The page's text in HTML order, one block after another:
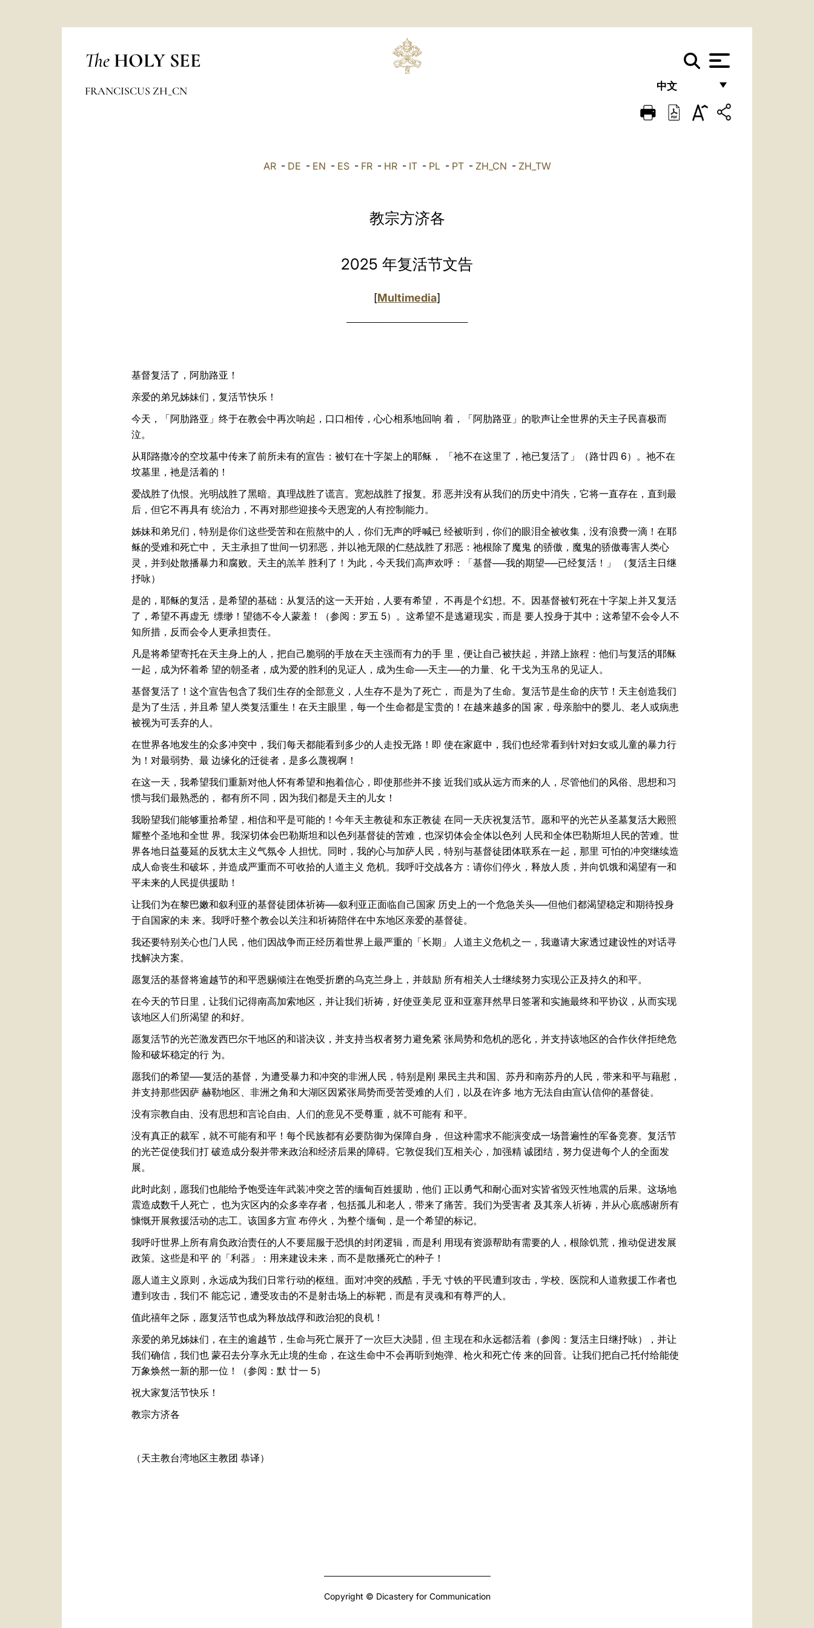
The HOLY SEE
中文
FRANÇAIS
FRANCISCUS ZH_CN
AR- DE - EN - ES- FR- HR- IT- PL- PT- ZH_CN - ZH_TW
教宗方济各
2025 年复活节文告
[Multimedia]
基督复活了，阿肋路亚！
亲爱的弟兄姊妹们，复活节快乐！
今天，「阿肋路亚」终于在教会中再次响起，口口相传，心心相系地回响 着，「阿肋路亚」的歌声让全世界的天主子民喜极而
泣。
从耶路撒冷的空坟墓中传来了前所未有的宣告：被钉在十字架上的耶稣， 「祂不在这里了，祂已复活了」（路廿四 6）。祂不在
坟墓里，衪是活着的！
爱战胜了仇恨。光明战胜了黑暗。真理战胜了谎言。宽恕战胜了报复。邪 恶并没有从我们的历史中消失，它将一直存在，直到最
后，但它不再具有 统治力，不再对那些迎接今天恩宠的人有控制能力。
姊妹和弟兄们，特别是你们这些受苦和在煎熬中的人，你们无声的呼喊已 经被听到，你们的眼泪全被收集，没有浪费一滴！在耶
稣的受难和死亡中， 天主承担了世间一切邪恶，并以祂无限的仁慈战胜了邪恶：祂根除了魔鬼 的骄傲，魔鬼的骄傲毒害人类心
灵，并到处散播暴力和腐败。天主的羔羊 胜利了！为此，今天我们高声欢呼：「基督──我的期望──已经复活！」 （复活主日继
抒咏）
是的，耶稣的复活，是希望的基础：从复活的这一天开始，人要有希望， 不再是个幻想。不。因基督被钉死在十字架上并又复活
了，希望不再虚无 缥缈！望德不令人蒙羞！（参阅：罗五 5）。这希望不是逃避现实，而是 要人投身于其中；这希望不会令人不
知所措，反而会令人更承担责任。
凡是将希望寄托在天主身上的人，把自己脆弱的手放在天主强而有力的手 里，便让自己被扶起，并踏上旅程：他们与复活的耶稣
一起，成为怀着希 望的朝圣者，成为爱的胜利的见证人，成为生命──天主──的力量、化 干戈为玉帛的见证人。
基督复活了！这个宣告包含了我们生存的全部意义，人生存不是为了死亡， 而是为了生命。复活节是生命的庆节！天主创造我们
是为了生活，并且希 望人类复活重生！在天主眼里，每一个生命都是宝贵的！在越来越多的国 家，母亲胎中的婴儿、老人或病患
被视为可丢弃的人。
在世界各地发生的众多冲突中，我们每天都能看到多少的人走投无路！即 使在家庭中，我们也经常看到针对妇女或儿童的暴力行
为！对最弱势、最 边缘化的迁徙者，是多么蔑视啊！
在这一天，我希望我们重新对他人怀有希望和抱着信心，即使那些并不接 近我们或从远方而来的人，尽管他们的风俗、思想和习
惯与我们最熟悉的， 都有所不同，因为我们都是天主的儿女！
我盼望我们能够重拾希望，相信和平是可能的！今年天主教徒和东正教徒 在同一天庆祝复活节。愿和平的光芒从圣墓复活大殿照
耀整个圣地和全世 界。我深切体会巴勒斯坦和以色列基督徒的苦难，也深切体会全体以色列 人民和全体巴勒斯坦人民的苦难。世
界各地日益蔓延的反犹太主义气氛令 人担忧。同时，我的心与加萨人民，特别与基督徒团体联系在一起，那里 可怕的冲突继续造
成人命丧生和破坏，并造成严重而不可收拾的人道主义 危机。我呼吁交战各方：请你们停火，释放人质，并向饥饿和渴望有一和
平未来的人民提供援助！
让我们为在黎巴嫩和叙利亚的基督徒团体祈祷──叙利亚正面临自己国家 历史上的一个危急关头──但他们都渴望稳定和期待投身
于自国家的未 来。我呼吁整个教会以关注和祈祷陪伴在中东地区亲爱的基督徒。
我还要特别关心也门人民，他们因战争而正经历着世界上最严重的「长期」 人道主义危机之一，我邀请大家透过建设性的对话寻
找解决方案。
愿复活的基督将逾越节的和平恩赐倾注在饱受折磨的乌克兰身上，并鼓励 所有相关人士继续努力实现公正及持久的和平。
在今天的节日里，让我们记得南高加索地区，并让我们祈祷，好使亚美尼 亚和亚塞拜然早日签署和实施最终和平协议，从而实现
该地区人们所渴望 的和好。
愿复活节的光芒激发西巴尔干地区的和谐决议，并支持当权者努力避免紧 张局势和危机的恶化，并支持该地区的合作伙伴拒绝危
险和破坏稳定的行 为。
愿我们的希望──复活的基督，为遭受暴力和冲突的非洲人民，特别是刚 果民主共和国、苏丹和南苏丹的人民，带来和平与藉慰，
并支持那些因萨 赫勒地区、非洲之角和大湖区因紧张局势而受苦受难的人们，以及在许多 地方无法自由宣认信仰的基督徒。
没有宗教自由、没有思想和言论自由、人们的意见不受尊重，就不可能有 和平。
没有真正的裁军，就不可能有和平！每个民族都有必要防御为保障自身， 但这种需求不能演变成一场普遍性的军备竞赛。复活节
的光芒促使我们打 破造成分裂并带来政治和经济后果的障碍。它敦促我们互相关心，加强精 诚团结，努力促进每个人的全面发
展。
此时此刻，愿我们也能给予饱受连年武装冲突之苦的缅甸百姓援助，他们 正以勇气和耐心面对实皆省毁灭性地震的后果。这场地
震造成数千人死亡， 也为灾区内的众多幸存者，包括孤儿和老人，带来了痛苦。我们为受害者 及其亲人祈祷，并从心底感谢所有
慷慨开展救援活动的志工。该国多方宣 布停火，为整个缅甸，是一个希望的标记。
我呼吁世界上所有肩负政治责任的人不要屈服于恐惧的封闭逻辑，而是利 用现有资源帮助有需要的人，根除饥荒，推动促进发展
政策。这些是和平 的「利器」：用来建设未来，而不是散播死亡的种子！
愿人道主义原则，永远成为我们日常行动的枢纽。面对冲突的残酷，手无 寸铁的平民遭到攻击，学校、医院和人道救援工作者也
遭到攻击，我们不 能忘记，遭受攻击的不是射击场上的标靶，而是有灵魂和有尊严的人。
值此禧年之际，愿复活节也成为释放战俘和政治犯的良机！
亲爱的弟兄姊妹们，在主的逾越节，生命与死亡展开了一次巨大决鬪，但 主现在和永远都活着（参阅：复活主日继抒咏），并让
我们确信，我们也 蒙召去分享永无止境的生命，在这生命中不会再听到炮弹、枪火和死亡传 来的回音。让我们把自己托付给能使
万象焕然一新的那一位！（参阅：默 廿一 5）
祝大家复活节快乐！
教宗方济各
（天主教台湾地区主教团 恭译）
Copyright © Dicastery for Communication